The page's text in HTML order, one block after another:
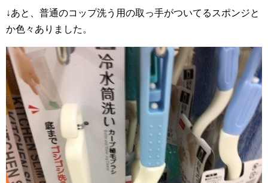
↓あと、普通のコップ洗う用の取っ手がついてるスポンジと
か色々ありました。